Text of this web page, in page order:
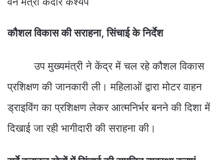
कौशल विकास की सराहना, सिंचाई के निर्देश
उप मुख्यमंत्री ने केंद्र में चल रहे कौशल विकास
प्रशिक्षण की जानकारी ली। महिलाओं द्वारा मोटर वाहन
ड्राइविंग का प्रशिक्षण लेकर आत्मनिर्भर बनने की दिशा में
दिखाई जा रही भागीदारी की सराहना की।